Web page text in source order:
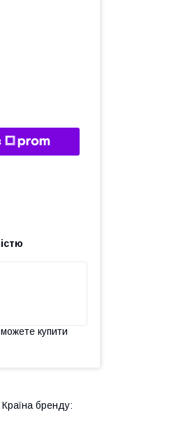
купити
бренду: